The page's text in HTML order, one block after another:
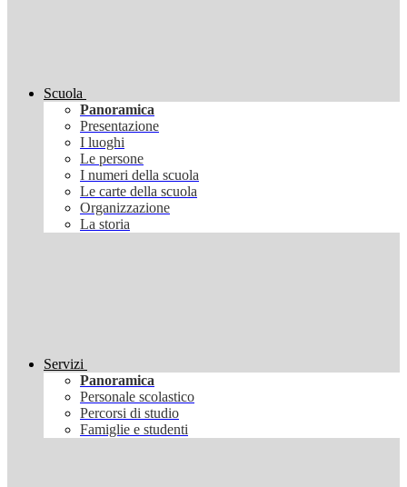
Scuola
Panoramica
Presentazione
I luoghi
Le persone
I numeri della scuola
Le carte della scuola
Organizzazione
La storia
Servizi
Panoramica
Personale scolastico
Percorsi di studio
Famiglie e studenti